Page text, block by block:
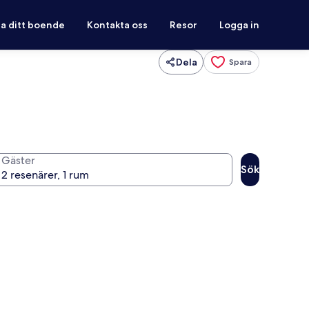
ditt boende Kontakta oss Resor Logga in
Dela Spara
Gäster
Sök